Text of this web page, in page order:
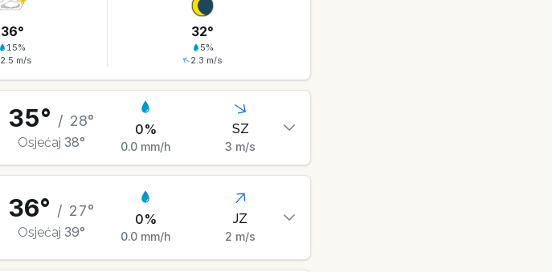
36°
15%
2.5 m/s
32°
5%
2.3 m/s
35° / 28°
Osjećaj 38°
0%
0.0mm/h
SZ
3 m/s
36° / 27°
Osjećaj 39°
0%
0.0mm/h
JZ
2 m/s